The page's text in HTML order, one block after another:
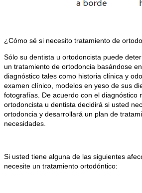
¿Cómo sé si necesito tratamiento de
Sólo su dentista u ortodoncista puede
un tratamiento de ortodoncia basándose
diagnóstico tales como historia clínica y
examen clínico, modelos en yeso de sus
fotografías. De acuerdo con el diagnóstico
ortodoncista u dentista decidirá si usted
ortodoncia y desarrollará un plan de
necesidades.
Si usted tiene alguna de las siguientes
necesite un tratamiento ortodóntico: